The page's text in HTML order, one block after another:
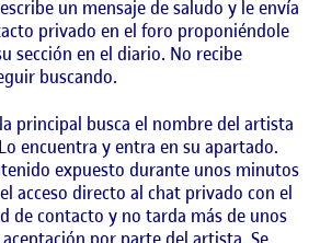
un mensaje de saludo y le envía
privado en el foro proponiéndole
sección en el diario. No recibe
buscando.
principal busca el nombre del artista
encuentra y entra en su apartado.
expuesto durante unos minutos
acceso directo al chat privado con el
de contacto y no tarda más de unos